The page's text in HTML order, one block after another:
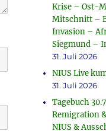
Krise – Ost-
Mitschnitt –
Invasion –
Siegmund –
31. Juli 2026
NIUS Live
31. Juli 2026
Tagebuch
Remigration
NIUS &